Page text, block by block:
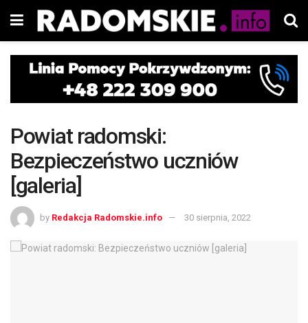
Powiat radomski:
Bezpieczeństwo uczniów
[galeria]
by Redakcja Radomskie.info 30 sierpnia, 2022